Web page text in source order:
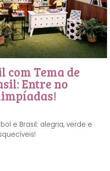
com Tema de
Entre no
e Brasil: alegria, verde e